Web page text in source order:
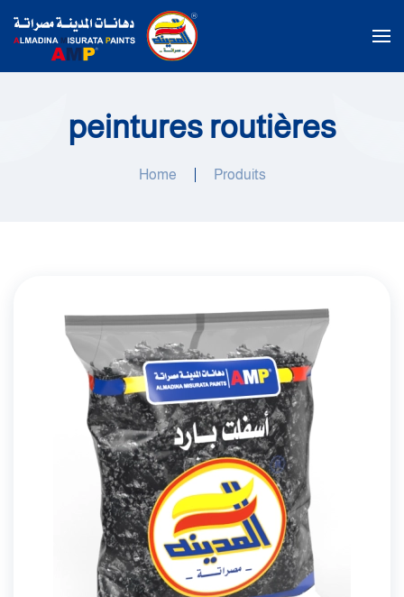
Passer au contenu principal
peintures routières
Home Produits